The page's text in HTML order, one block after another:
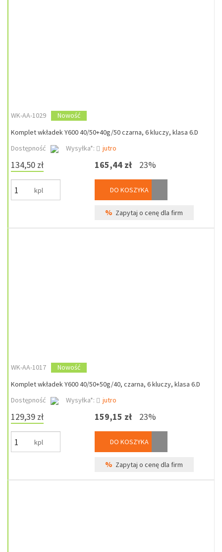
WK-AA-1029
Nowość
Komplet wkładek Y600 40/50+40g/50 czarna, 6 kluczy, klasa 6.D
Dostępność
Wysyłka*: jutro
134,50 zł
kpl
165,44 zł 23%
DO KOSZYKA
% Zapytaj o cenę dla firm
WK-AA-1017
Nowość
Komplet wkładek Y600 40/50+50g/40, czarna, 6 kluczy, klasa 6.D
Dostępność
Wysyłka*: jutro
129,39 zł
kpl
159,15 zł 23%
DO KOSZYKA
% Zapytaj o cenę dla firm